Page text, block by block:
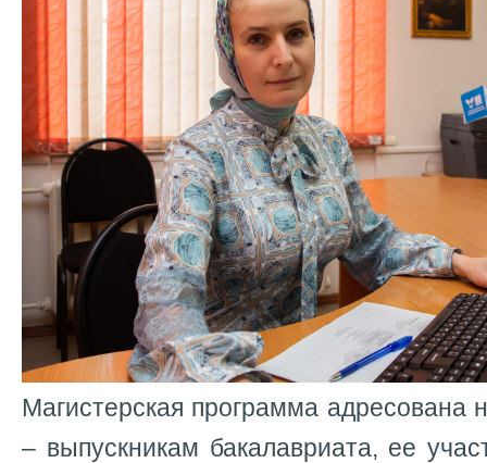
Магистерская программа адресована
– выпускникам бакалавриата, ее